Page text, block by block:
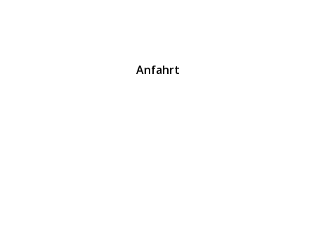
Anfahrt